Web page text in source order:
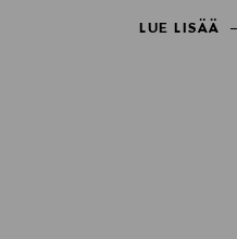
LUE LISÄÄ